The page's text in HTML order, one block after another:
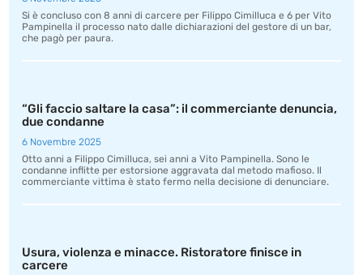
Si è concluso con 8 anni di carcere per Filippo Cimilluca e 6 per Vito
Pampinella il processo nato dalle dichiarazioni del gestore di un bar,
che pagò per paura.
“Gli faccio saltare la casa”: il commerciante denuncia,
due condanne
6 Novembre 2025
Otto anni a Filippo Cimilluca, sei anni a Vito Pampinella. Sono le
condanne inflitte per estorsione aggravata dal metodo mafioso. Il
commerciante vittima è stato fermo nella decisione di denunciare.
Usura, violenza e minacce. Ristoratore finisce in
carcere